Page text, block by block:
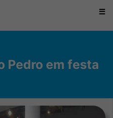
☰
Pedro em festa